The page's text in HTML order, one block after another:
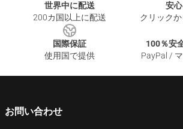
世界中に配送
200カ国以上に配送
安
クリック
国際保証
使用国で提供
100％安
PayPal /
お問い合わせ